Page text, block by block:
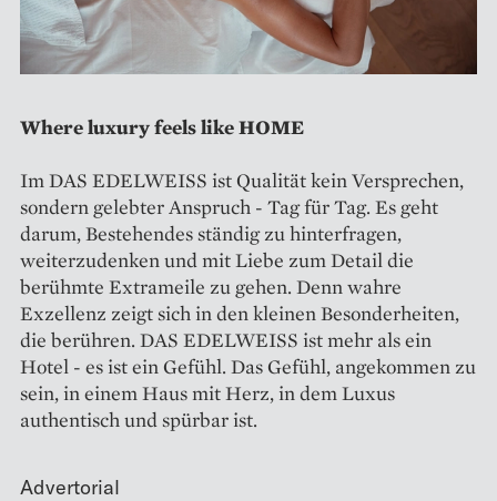
Where luxury feels like HOME
Im DAS EDELWEISS ist Qualität kein Versprechen,
sondern gelebter Anspruch - Tag für Tag. Es geht
darum, Bestehendes ständig zu hinterfragen,
weiterzudenken und mit Liebe zum Detail die
berühmte Extrameile zu gehen. Denn wahre
Exzellenz zeigt sich in den kleinen Besonderheiten,
die berühren. DAS EDELWEISS ist mehr als ein
Hotel - es ist ein Gefühl. Das Gefühl, angekommen zu
sein, in einem Haus mit Herz, in dem Luxus
authentisch und spürbar ist.
Advertorial